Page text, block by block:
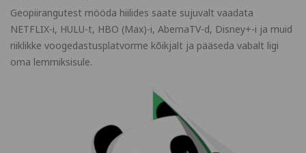
Geopiirangutest mööda hiilides saate sujuvalt vaadata
NETFLIX-i, HULU-t, HBO (Max)-i, AbemaTV-d, Disney+-i ja muid
riiklikke voogedastusplatvorme kõikjalt ja pääseda vabalt ligi
oma lemmiksisule.